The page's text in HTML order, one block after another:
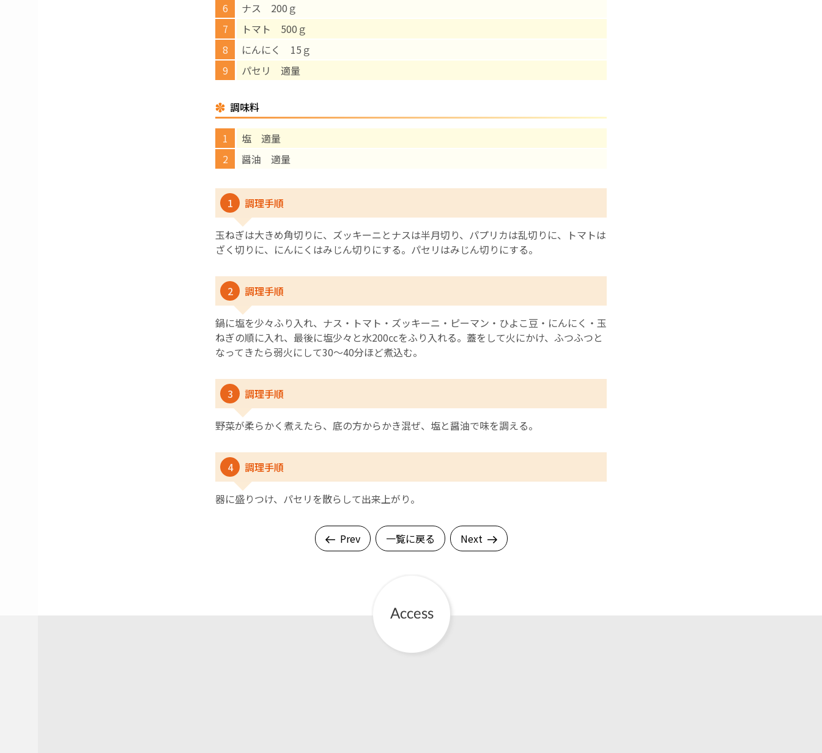
ナス 200ｇ
トマト 500ｇ
にんにく 15ｇ
パセリ 適量
調味料
塩 適量
醤油 適量
1 調理手順
玉ねぎは大きめ角切りに、ズッキーニとナスは半月切り、パプリカは乱切りに、トマトは
ざく切りに、にんにくはみじん切りにする。パセリはみじん切りにする。
2 調理手順
鍋に塩を少々ふり入れ、ナス・トマト・ズッキーニ・ピーマン・ひよこ豆・にんにく・玉
ねぎの順に入れ、最後に塩少々と水200㏄をふり入れる。蓋をして火にかけ、ふつふつと
なってきたら弱火にして30～40分ほど煮込む。
3 調理手順
野菜が柔らかく煮えたら、底の方からかき混ぜ、塩と醤油で味を調える。
4 調理手順
器に盛りつけ、パセリを散らして出来上がり。
Prev 一覧に戻る Next
English Page